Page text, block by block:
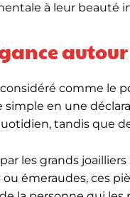
à leur beauté
comme le
en une
tandis que
les grands
ou émeraudes, ces